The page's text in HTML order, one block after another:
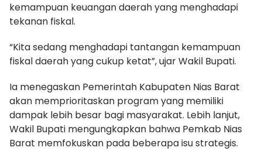
kemampuan keuangan daerah yang menghadapi
tekanan fiskal.
“Kita sedang menghadapi tantangan kemampuan
fiskal daerah yang cukup ketat”, ujar Wakil Bupati.
Ia menegaskan Pemerintah Kabupaten Nias Barat
akan memprioritaskan program yang memiliki
dampak lebih besar bagi masyarakat. Lebih lanjut,
Wakil Bupati mengungkapkan bahwa Pemkab Nias
Barat memfokuskan pada beberapa isu strategis.